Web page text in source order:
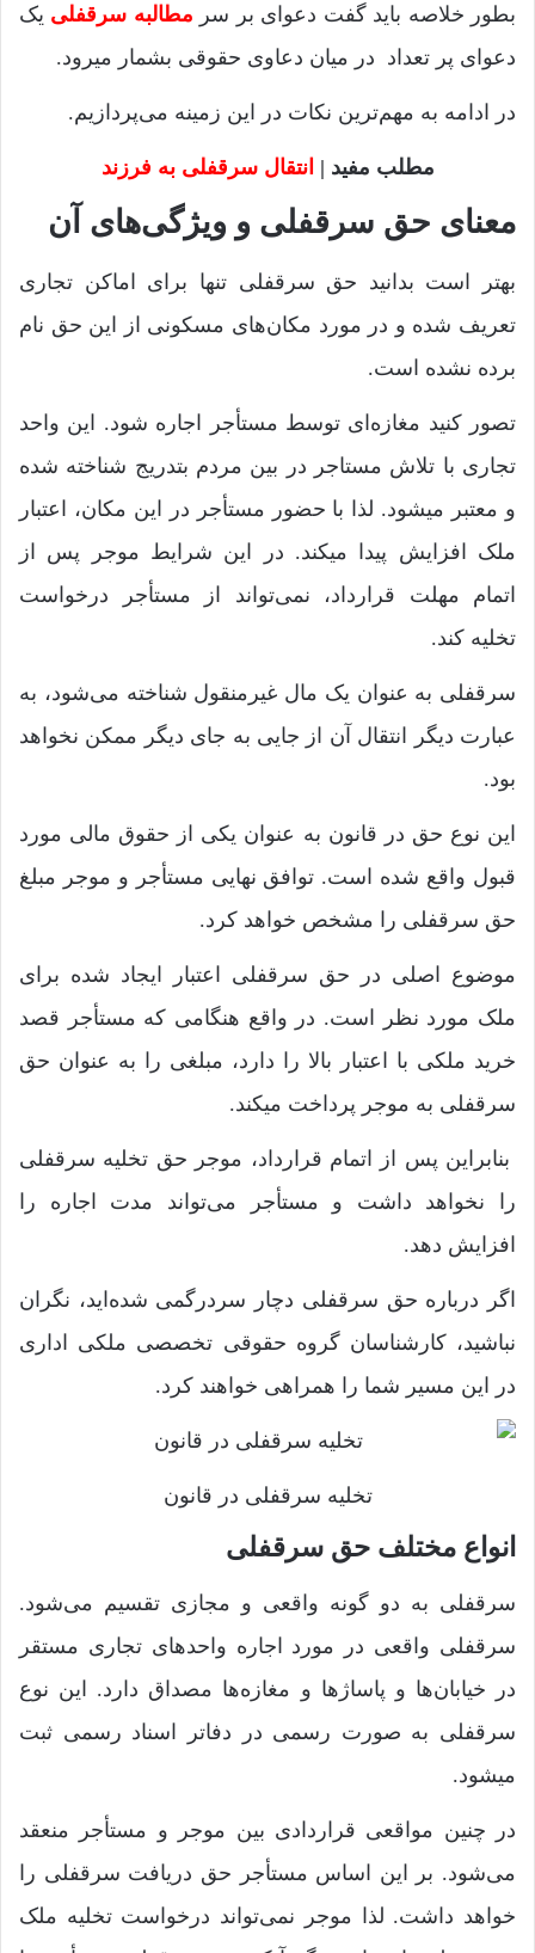
بطور خلاصه باید گفت دعوای بر سر مطالبه سرقفلی یک
دعوای پر تعداد در میان دعاوی حقوقی بشمار میرود.
در ادامه به مهم‌ترین نکات در این زمینه می‌پردازیم.
مطلب مفید | انتقال سرقفلی به فرزند
معنای حق سرقفلی و ویژگی‌های آن
بهتر است بدانید حق سرقفلی تنها برای اماکن تجاری
تعریف شده و در مورد مکان‌های مسکونی از این حق نام
برده نشده است.
تصور کنید مغازه‌ای توسط مستأجر اجاره شود. این واحد
تجاری با تلاش مستاجر در بین مردم بتدریج شناخته شده
و معتبر میشود. لذا با حضور مستأجر در این مکان، اعتبار
ملک افزایش پیدا میکند. در این شرایط موجر پس از
اتمام مهلت قرارداد، نمی‌تواند از مستأجر درخواست
تخلیه کند.
سرقفلی به عنوان یک مال غیرمنقول شناخته می‌شود، به
عبارت دیگر انتقال آن از جایی به جای دیگر ممکن نخواهد
بود.
این نوع حق در قانون به عنوان یکی از حقوق مالی مورد
قبول واقع شده است. توافق نهایی مستأجر و موجر مبلغ
حق سرقفلی را مشخص خواهد کرد.
موضوع اصلی در حق سرقفلی اعتبار ایجاد شده برای
ملک مورد نظر است. در واقع هنگامی که مستأجر قصد
خرید ملکی با اعتبار بالا را دارد، مبلغی را به عنوان حق
سرقفلی به موجر پرداخت می­کند.
بنابراین پس از اتمام قرارداد، موجر حق تخلیه سرقفلی
را نخواهد داشت و مستأجر می‌تواند مدت اجاره را
افزایش دهد.
اگر درباره حق سرقفلی دچار سردرگمی شده‌اید، نگران
نباشید، کارشناسان گروه حقوقی تخصصی ملکی اداری
در این مسیر شما را همراهی خواهند کرد.
تخلیه سرقفلی در قانون
انواع مختلف حق سرقفلی
سرقفلی به دو گونه واقعی و مجازی تقسیم می‌شود.
سرقفلی‌ واقعی در مورد اجاره واحدهای تجاری مستقر
در خیابان‌ها و پاساژها و مغازه‌ها مصداق دارد. این نوع
سرقفلی به صورت رسمی در دفاتر اسناد رسمی ثبت
میشود.
در چنین مواقعی قراردادی بین موجر و مستأجر منعقد
می‌شود. بر این اساس مستأجر حق دریافت سرقفلی را
خواهد داشت. لذا موجر نمی‌تواند درخواست تخلیه ملک